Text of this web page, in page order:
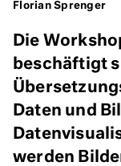
Florian Sprenger
Die
beschäftigt
Daten und
werden